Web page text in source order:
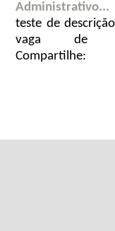
Administrativo...
teste de
vaga de
Compartilhe: